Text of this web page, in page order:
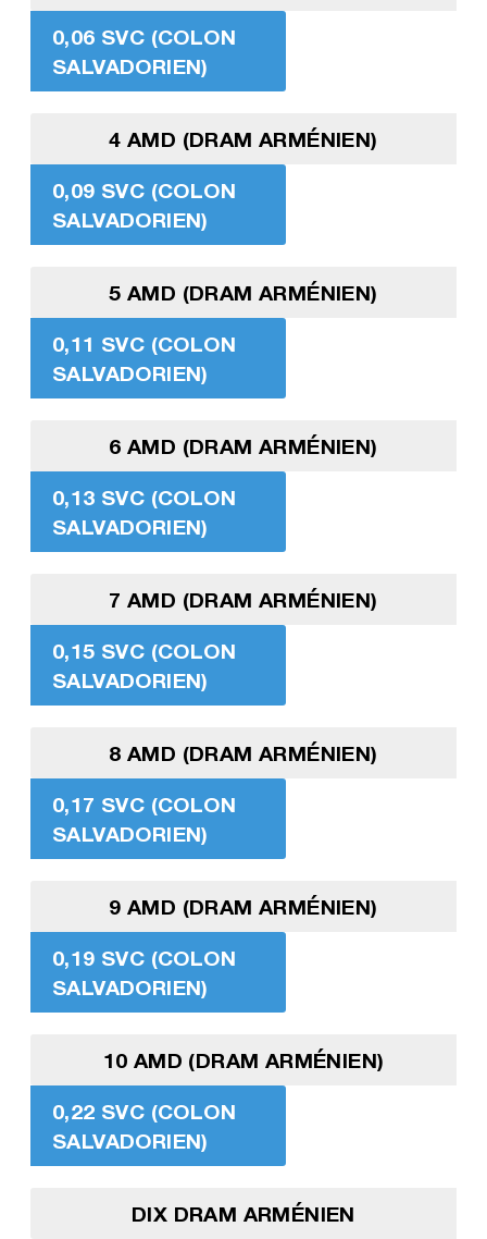
0,06 SVC (COLON
SALVADORIEN)
4 AMD (DRAM ARMÉNIEN)
0,09 SVC (COLON
SALVADORIEN)
5 AMD (DRAM ARMÉNIEN)
0,11 SVC (COLON
SALVADORIEN)
6 AMD (DRAM ARMÉNIEN)
0,13 SVC (COLON
SALVADORIEN)
7 AMD (DRAM ARMÉNIEN)
0,15 SVC (COLON
SALVADORIEN)
8 AMD (DRAM ARMÉNIEN)
0,17 SVC (COLON
SALVADORIEN)
9 AMD (DRAM ARMÉNIEN)
0,19 SVC (COLON
SALVADORIEN)
10 AMD (DRAM ARMÉNIEN)
0,22 SVC (COLON
SALVADORIEN)
DIX DRAM ARMÉNIEN